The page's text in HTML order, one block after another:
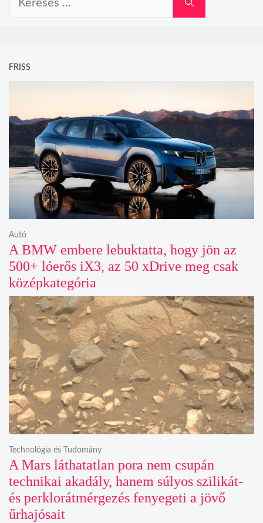
FRISS
A BMW embere lebuktatta, hogy jön az
500+ lóerős iX3, az 50 xDrive meg csak
középkategória
Autó
A Mars láthatatlan pora nem csupán
technikai akadály, hanem súlyos szilikát-
és perklorátmérgezés fenyegeti a jövő
űrhajósait
Technológia és Tudomány